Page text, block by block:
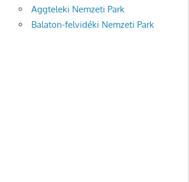
Aggteleki Nemzeti Park
Balaton-felvidéki Nemzeti Park